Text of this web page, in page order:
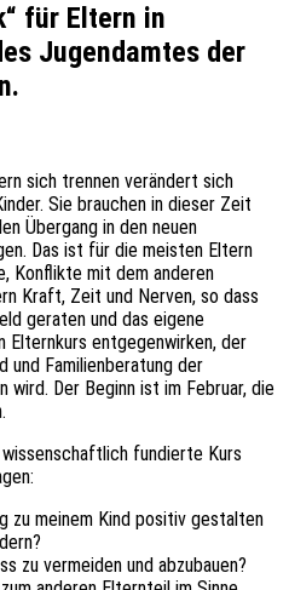
für Eltern in
Jugendamtes der
sich trennen verändert sich
Sie brauchen in dieser Zeit
Übergang in den neuen
Das ist für die meisten Eltern
Konflikte mit dem anderen
Kraft, Zeit und Nerven, so dass
geraten und das eigene
Elternkurs entgegenwirken, der
und Familienberatung der
wird. Der Beginn ist im Februar, die
fundierte Kurs
zu meinem Kind positiv gestalten
zu vermeiden und abzubauen?